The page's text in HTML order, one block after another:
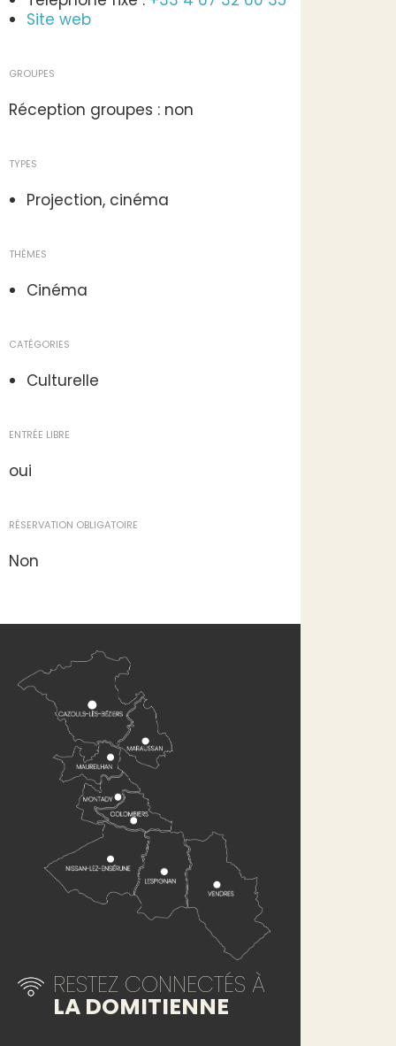
Site web
GROUPES
Réception groupes : non
TYPES
Projection, cinéma
THÈMES
Cinéma
CATÉGORIES
Culturelle
ENTRÉE LIBRE
oui
RÉSERVATION OBLIGATOIRE
Non
RESTEZ CONNECTÉS À
LA DOMITIENNE